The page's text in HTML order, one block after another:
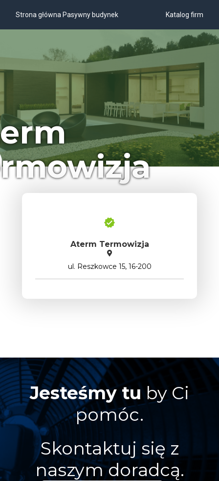
Strona główna Pasywny budynek Katalog firm
Aterm Termowizja
ul. Reszkowce 15, 16-200
Jesteśmy tu by Ci
pomóc.
Skontaktuj się z
naszym doradcą.